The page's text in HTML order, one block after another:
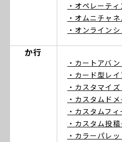
・オペレーテ
・オムニチャネ
・オンライン
か行
・カートアバ
・カード型レ
・カスタマイズ
・カスタムド
・カスタムフ
・カスタム投
・カラーパレッ